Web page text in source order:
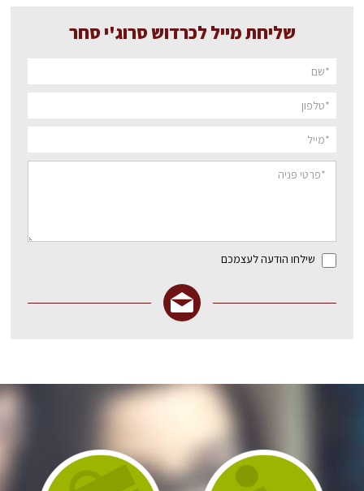
שליחת מייל לכרדוש סרוג'י סחר
שילחו הודעה לעצמכם